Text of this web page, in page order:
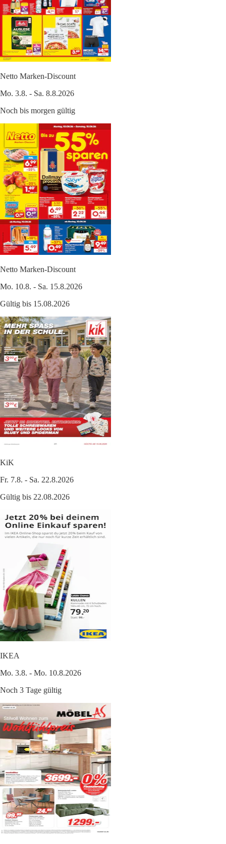
Netto Marken-Discount
Mo. 3.8. - Sa. 8.8.2026
Noch bis morgen gültig
Netto Marken-Discount
Mo. 10.8. - Sa. 15.8.2026
Gültig bis 15.08.2026
KiK
Fr. 7.8. - Sa. 22.8.2026
Gültig bis 22.08.2026
IKEA
Mo. 3.8. - Mo. 10.8.2026
Noch 3 Tage gültig